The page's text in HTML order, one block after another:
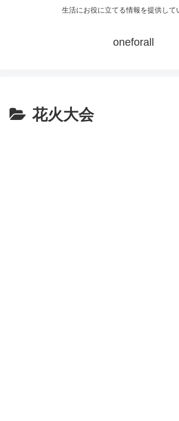
生活にお役に立てる情報を提供して
oneforall
花火大会